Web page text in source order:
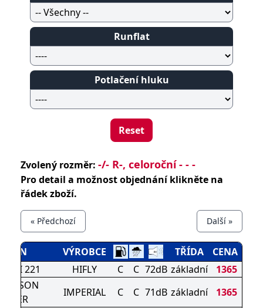
Runflat
Potlačení hluku
Reset
Zvolený rozměr: -/- R-, celoroční - - -
Pro detail a možnost objednání klikněte na
řádek zboží.
« Předchozí Další »
VÝROBCE TŘÍDA
CENA
221
HIFLY C C 72dB základní
1365
SEASON
IMPERIAL C C 71dB základní
1365